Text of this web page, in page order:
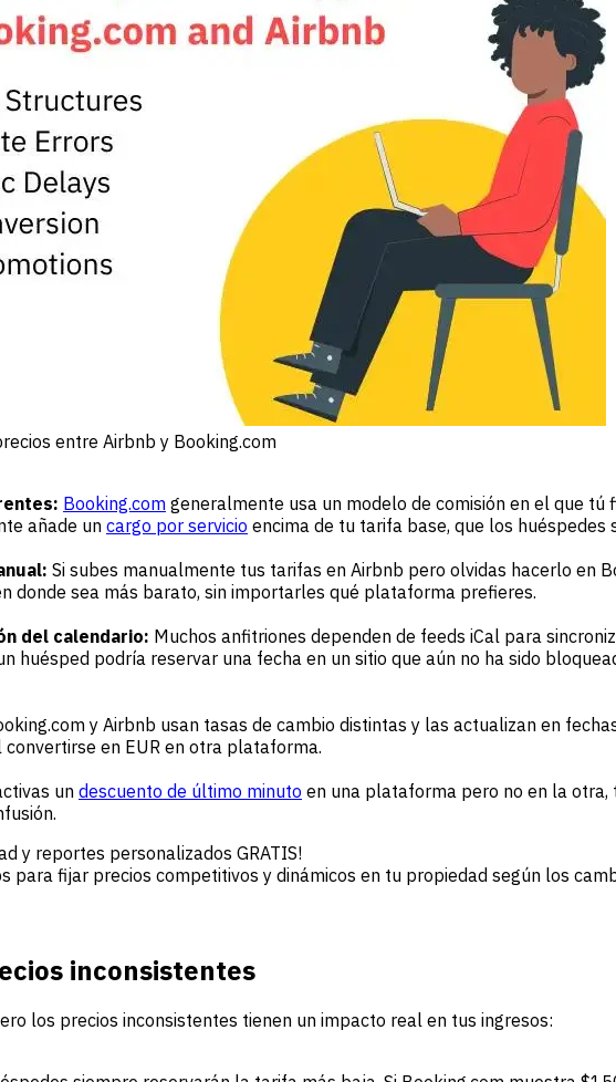
entre Airbnb y Booking.com
Booking.com generalmente usa un modelo de comisión en el que
añade un cargo por servicio encima de tu tarifa base, que los
Si subes manualmente tus tarifas en Airbnb pero olvidas hacerlo en
donde sea más barato, sin importarles qué plataforma prefieres.
del calendario: Muchos anfitriones dependen de feeds iCal para
huésped podría reservar una fecha en un sitio que aún no ha sido
y Airbnb usan tasas de cambio distintas y las actualizan en
en EUR en otra plataforma.
undescuento de último minuto en una plataforma pero no en la otra,
y reportes personalizados GRATIS!
para fijar precios competitivos y dinámicos en tu propiedad según los
inconsistentes
los precios inconsistentes tienen un impacto real en tus ingresos: